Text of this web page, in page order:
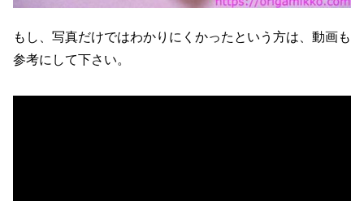
もし、写真だけではわかりにくかったという方は、動画も
参考にして下さい。